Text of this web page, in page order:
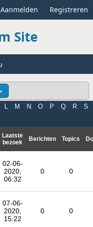
Aanmelden Registreren
Site
M N O P Q R
S
Laatste
bezoek
Berichten Topics
02-06-
2020,
06:32
0 0
07-06-
2020,
15:22
0 0